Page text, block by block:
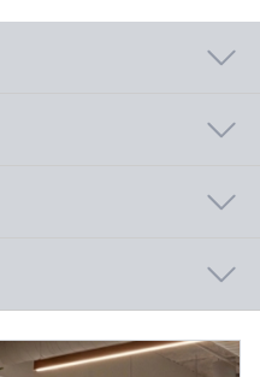
ことが特徴です。現場感
界歴5年以上のメンバー
リア相談等手厚いサポー
渉や新たな案件の開拓を